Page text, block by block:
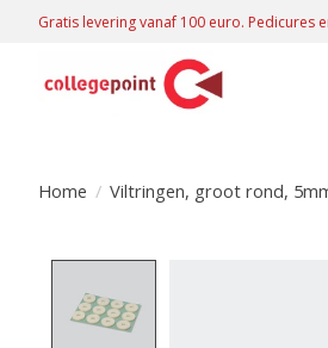
Gratis levering vanaf 100 euro. Pedicures
Home / Viltringen, groot rond,